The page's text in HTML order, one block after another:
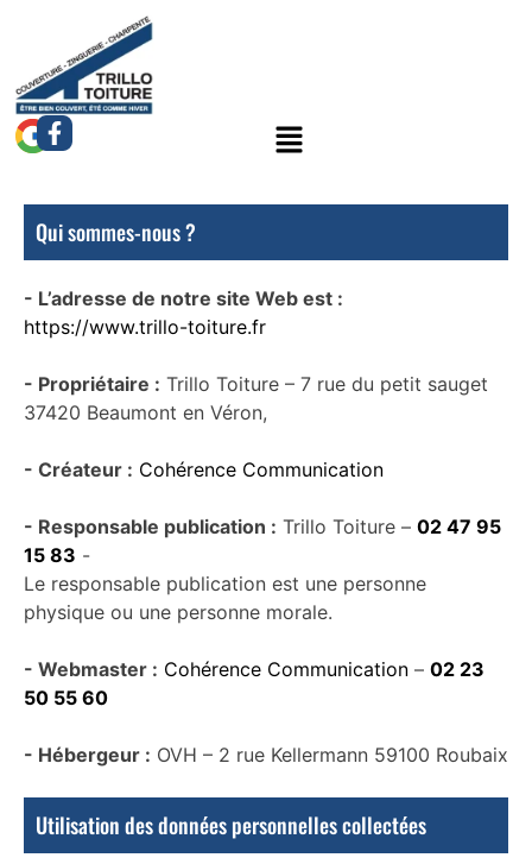
Qui sommes-nous ?
- L’adresse de notre site Web est :
https://www.trillo-toiture.fr
- Propriétaire : Trillo Toiture – 7 rue du petit sauget
37420 Beaumont en Véron,
- Créateur : Cohérence Communication
- Responsable publication : Trillo Toiture – 02 47 95
15 83 -
Le responsable publication est une personne
physique ou une personne morale.
- Webmaster : Cohérence Communication – 02 23
50 55 60
- Hébergeur : OVH – 2 rue Kellermann 59100 Roubaix
Utilisation des données personnelles collectées